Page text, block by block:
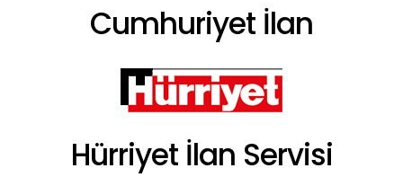
Cumhuriyet İlan
Hürriyet İlan Servisi